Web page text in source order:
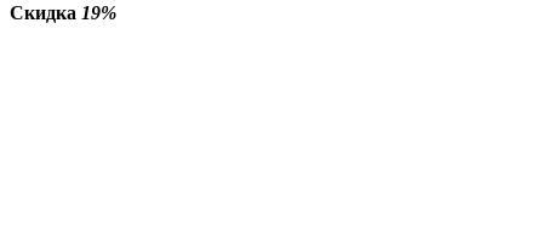
Скидка 19%